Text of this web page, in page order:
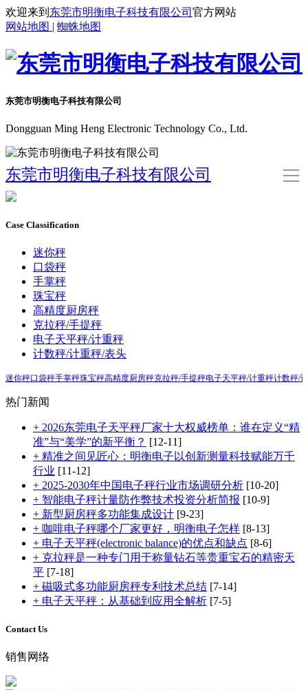
欢迎来到 东莞市明衡电子科技有限公司 官方网站
网站地图 | 蜘蛛地图
东莞市明衡电子科技有限公司
Dongguan Ming Heng Electronic Technology Co., Ltd.
导
东莞市明衡电子科技有限公司
人才招聘
English
Case Classification
迷你秤
口袋秤
手掌秤
珠宝秤
高精度厨房秤
克拉秤/手提秤
电子天平秤/计重秤
计数秤/计重秤/表头
迷你秤口袋秤手掌秤珠宝秤高精度厨房秤克拉秤/手提秤电子天平秤/计重秤计数秤/
热门新闻
+ 2026东莞电子天平秤厂家十大权威榜单：谁在定义“精
准”与“美学”的新平衡？ [12-11]
+ 精准之间见匠心：明衡电子以创新测量科技赋能万千
行业 [11-12]
+ 2025-2030年中国电子秤行业市场调研分析 [10-20]
+ 智能电子秤计量防作弊技术投资分析简报 [10-9]
+ 新型厨房秤多功能集成设计 [9-23]
+ 咖啡电子秤哪个厂家更好，明衡电子怎样 [8-13]
+ 电子天平秤(electronic balance)的优点和缺点 [8-6]
+ 克拉秤是一种专门用于称量钻石等贵重宝石的精密天
平 [7-18]
+ 磁吸式多功能厨房秤专利技术总结 [7-14]
+ 电子天平秤：从基础到应用全解析 [7-5]
Contact Us
销售网络